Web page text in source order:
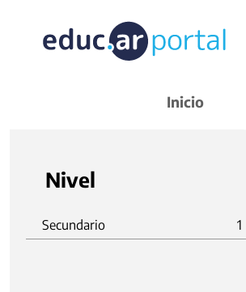
Inicio
Nivel
Secundario 1